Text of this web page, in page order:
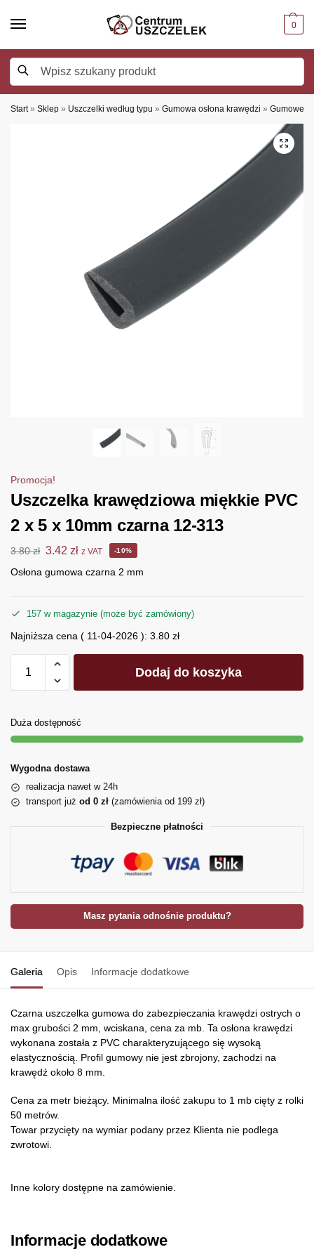
0
Start » Sklep » Uszczelki według typu » Gumowa osłona krawędzi » Gumowe
Promocja!
Uszczelka krawędziowa miękkie PVC
2 x 5 x 10mm czarna 12-313
3.80zł 3.42 zł z VAT -10%
Osłona gumowa czarna 2 mm
157 w magazynie (może być zamówiony)
Najniższa cena ( 11-04-2026 ): 3.80 zł
Dodaj do koszyka
Duża dostępność
Wygodna dostawa
realizacja nawet w 24h
transport już od 0 zł (zamówienia od 199 zł)
Bezpieczne płatności
Masz pytania odnośnie produktu?
Galeria Opis Informacje dodatkowe
Czarna uszczelka gumowa do zabezpieczania krawędzi ostrych o
max grubości 2 mm, wciskana, cena za mb. Ta osłona krawędzi
wykonana została z PVC charakteryzującego się wysoką
elastycznością. Profil gumowy nie jest zbrojony, zachodzi na
krawędź około 8 mm.
Cena za metr bieżący. Minimalna ilość zakupu to 1 mb cięty z rolki
50 metrów.
Towar przycięty na wymiar podany przez Klienta nie podlega
zwrotowi.
Inne kolory dostępne na zamówienie.
Informacje dodatkowe